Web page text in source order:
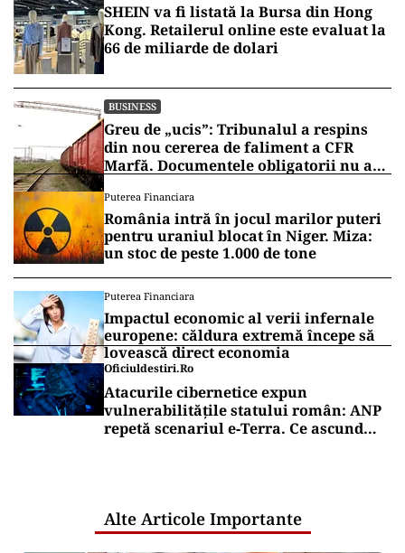
SHEIN va fi listată la Bursa din Hong
Kong. Retailerul online este evaluat la
66 de miliarde de dolari
BUSINESS
Greu de „ucis”: Tribunalul a respins
din nou cererea de faliment a CFR
Marfă. Documentele obligatorii nu au
Puterea Financiara
România intră în jocul marilor puteri
pentru uraniul blocat în Niger. Miza:
un stoc de peste 1.000 de tone
Puterea Financiara
Impactul economic al verii infernale
europene: căldura extremă începe să
lovească direct economia
Oficiuldestiri.ro
Atacurile cibernetice expun
vulnerabilitățile statului român: ANP
repetă scenariul e‑Terra. Ce ascund
Alte Articole Importante